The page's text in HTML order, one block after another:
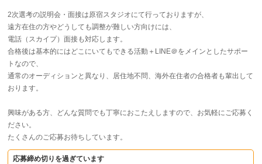
2次選考の説明会・面接は原宿スタジオにて行っておりますが、
遠方在住の方やどうしても調整が難しい方向けには、
電話（スカイプ）面接も対応します。
合格後は基本的にはどこにいてもできる活動＋LINE＠をメインとしたサポー
トなので、
通常のオーディションと異なり、居住地不問、海外在住者の合格者も輩出して
おります。
興味がある方、どんな質問でも丁寧におこたえしますので、お気軽にご応募く
ださい。
たくさんのご応募お待ちしています。
応募締め切りを過ぎています